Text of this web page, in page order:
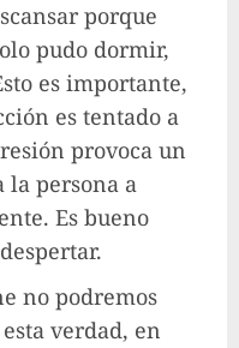
porque
pudo dormir,
es importante,
es tentado a
provoca un
la persona a
Es bueno
no podremos
verdad, en